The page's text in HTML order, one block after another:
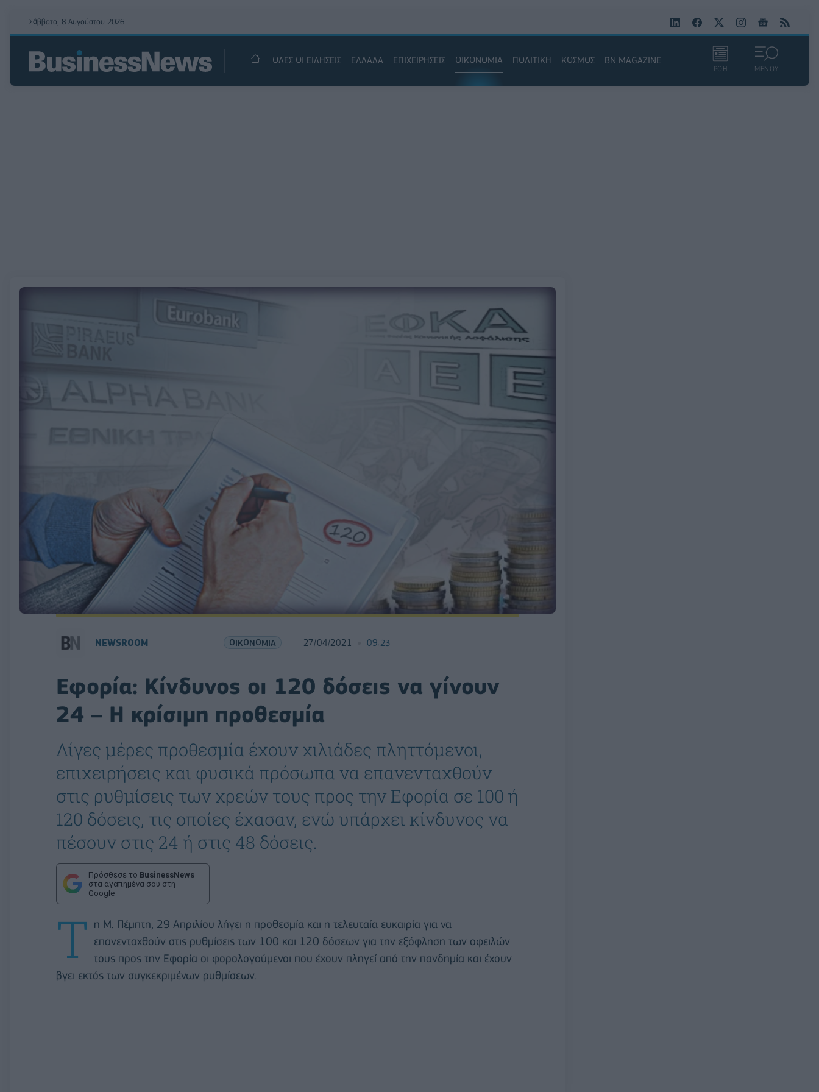
Σάββατο, 8 Αυγούστου 2026
ΟΛΕΣ ΟΙ ΕΙΔΗΣΕΙΣ ΕΛΛΑΔΑ ΕΠΙΧΕΙΡΗΣΕΙΣ ΟΙΚΟΝΟΜΙΑ ΠΟΛΙΤΙΚΗ ΚΟΣΜΟΣ BN MAGAZINE
ΡΟΗ ΜΕΝΟΥ
NEWSROOM ΟΙΚΟΝΟΜΙΑ 27/04/2021 09:23
Εφορία: Κίνδυνος οι 120 δόσεις να γίνουν
24 – Η κρίσιμη προθεσμία
Λίγες μέρες προθεσμία έχουν χιλιάδες πληττόμενοι,
επιχειρήσεις και φυσικά πρόσωπα να επανενταχθούν
στις ρυθμίσεις των χρεών τους προς την Εφορία σε 100 ή
120 δόσεις, τις οποίες έχασαν, ενώ υπάρχει κίνδυνος να
πέσουν στις 24 ή στις 48 δόσεις.
Πρόσθεσε το BusinessNews
στα αγαπημένα σου στη
Google
Τ η Μ. Πέμπτη, 29 Απριλίου λήγει η προθεσμία και η τελευταία ευκαιρία για να
επανενταχθούν στις ρυθμίσεις των 100 και 120 δόσεων για την εξόφληση των οφειλών
τους προς την Εφορία οι φορολογούμενοι που έχουν πληγεί από την πανδημία και έχουν
βγει εκτός των συγκεκριμένων ρυθμίσεων.